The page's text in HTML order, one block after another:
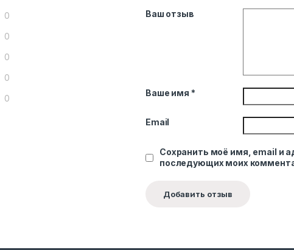
0
0
0
0
0
Ваш отзыв
Ваше имя *
Email
Сохранить моё имя, email и
последующих моих